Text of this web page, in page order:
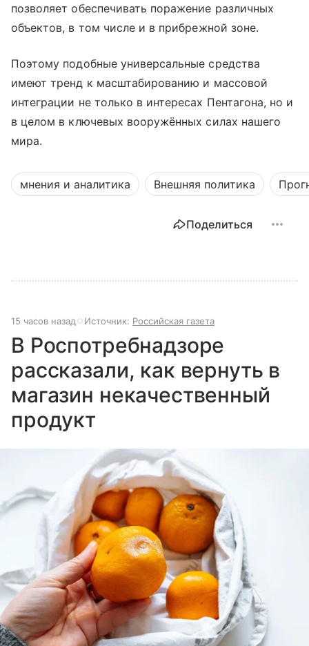
позволяет обеспечивать поражение различных
объектов, в том числе и в прибрежной зоне.
Поэтому подобные универсальные средства
имеют тренд к масштабированию и массовой
интеграции не только в интересах Пентагона, но и
в целом в ключевых вооружённых силах нашего
мира.
мнения и аналитика Внешняя политика
Поделиться
15 часов назад Источник: Российская газета
В Роспотребнадзоре
рассказали, как вернуть в
магазин некачественный
продукт